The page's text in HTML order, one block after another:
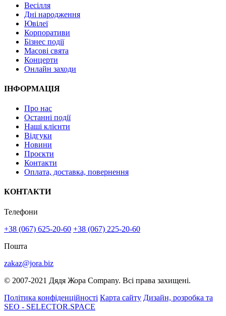
Весілля
Дні народження
Ювілеї
Корпоративи
Бізнес події
Масові свята
Концерти
Онлайн заходи
ІНФОРМАЦІЯ
Про нас
Останні події
Наші клієнти
Відгуки
Новини
Проєкти
Контакти
Оплата, доставка, повернення
КОНТАКТИ
Телефони
+38 (067) 625-20-60 +38 (067) 225-20-60
Пошта
zakaz@jora.biz
© 2007-2021 Дядя Жора Company. Всі права захищені.
Політика конфіденційності Карта сайту Дизайн, розробка та
SEO - SELECTOR.SPACE